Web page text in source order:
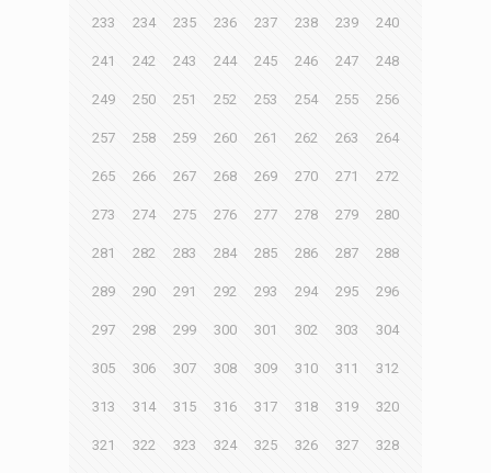
233 234 235 236 237 238 239 240
241 242 243 244 245 246 247 248
249 250 251 252 253 254 255 256
257 258 259 260 261 262 263 264
265 266 267 268 269 270 271 272
273 274 275 276 277 278 279 280
281 282 283 284 285 286 287 288
289 290 291 292 293 294 295 296
297 298 299 300 301 302 303 304
305 306 307 308 309 310 311 312
313 314 315 316 317 318 319 320
321 322 323 324 325 326 327 328